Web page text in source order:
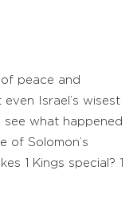
of peace and
Israel’s wisest
see what happened
of Solomon’s
1 Kings special? 1